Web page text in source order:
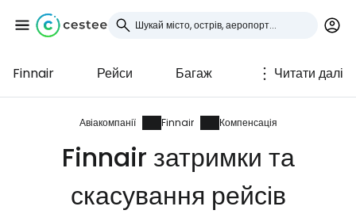
Finnair Рейси Багаж Читати далі
Авіакомпанії Finnair Компенсація
Finnair затримки та
скасування рейсів
Увійдіть до Cestee
... світова туристична спільнота
Продовжуйте з Google